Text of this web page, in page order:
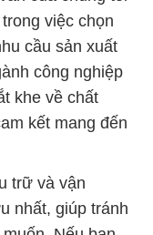
kết mang đến
trữ và vận
nhất, giúp tránh
Nếu bạn
cầu hóa chất
hôm nay để
đồng hành cùng
trên hành trình